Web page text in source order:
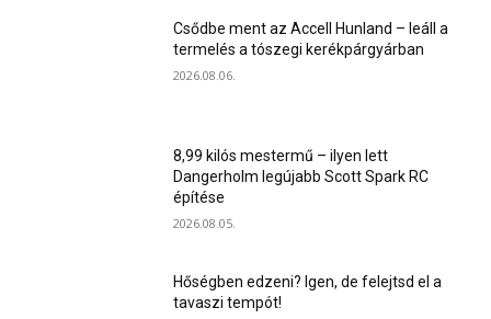
Csődbe ment az Accell Hunland – leáll a
termelés a tószegi kerékpárgyárban
2026.08.06.
8,99 kilós mestermű – ilyen lett
Dangerholm legújabb Scott Spark RC
építése
2026.08.05.
Hőségben edzeni? Igen, de felejtsd el a
tavaszi tempót!